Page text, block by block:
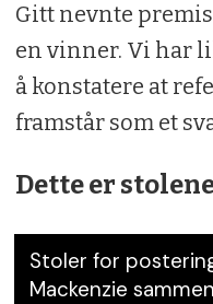
Gitt nevnte
en vinner. Vi har
å konstatere at
framstår som et
Dette er
Stoler for
Mackenzie